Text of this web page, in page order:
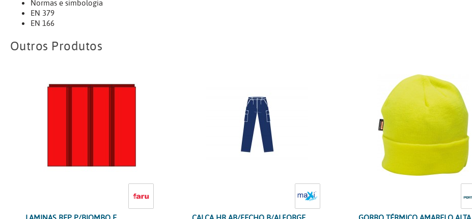
Normas e simbologia
EN 379
EN 166
Outros Produtos